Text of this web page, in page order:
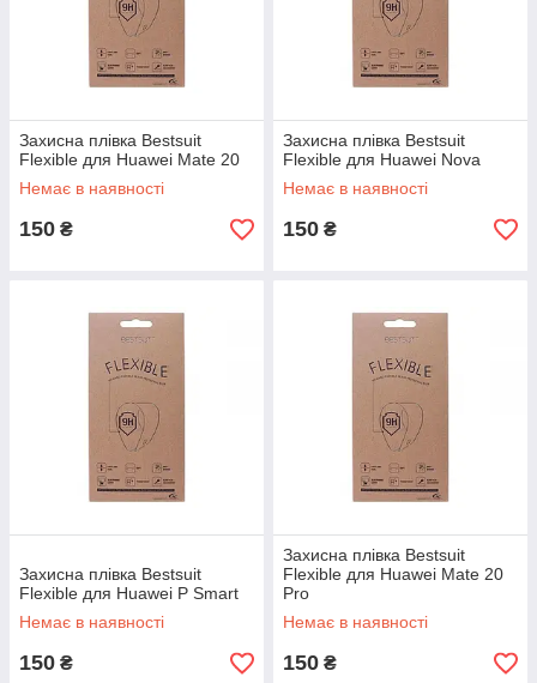
Захисна плівка Bestsuit
Flexible для Huawei Mate 20
Немає в наявності
150 ₴
Захисна плівка Bestsuit
Flexible для Huawei Nova
Немає в наявності
150 ₴
Захисна плівка Bestsuit
Flexible для Huawei P Smart
Немає в наявності
150 ₴
Захисна плівка Bestsuit
Flexible для Huawei Mate 20
Pro
Немає в наявності
150 ₴